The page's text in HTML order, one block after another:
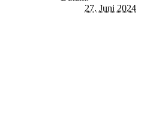
27. Juni 2024